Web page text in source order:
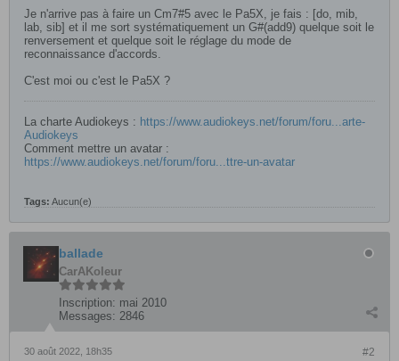
Je n'arrive pas à faire un Cm7#5 avec le Pa5X, je fais : [do, mib,
lab, sib] et il me sort systématiquement un G#(add9) quelque soit le
renversement et quelque soit le réglage du mode de
reconnaissance d'accords.
C'est moi ou c'est le Pa5X ?
La charte Audiokeys : https://www.audiokeys.net/forum/foru...arte-
Audiokeys
Comment mettre un avatar :
https://www.audiokeys.net/forum/foru...ttre-un-avatar
Tags: Aucun(e)
ballade
CarAKoleur
Inscription: mai 2010
Messages: 2846
#2
30 août 2022, 18h35